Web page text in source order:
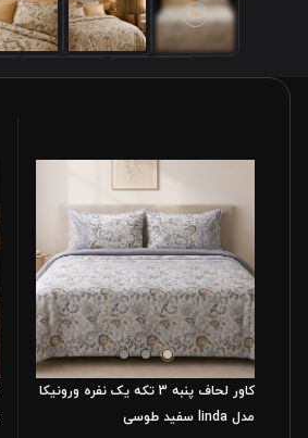
کاور لحاف پنبه 3 تکه یک نفره ورونیکا
مدل linda سفید طوسی